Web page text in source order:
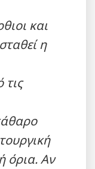
και
η
όρια. Αν